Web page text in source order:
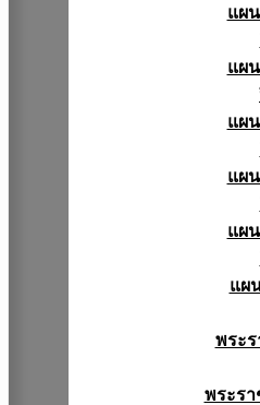
แผ
แผ
แผ
แผ
แผ
แผ
พระ
พระร